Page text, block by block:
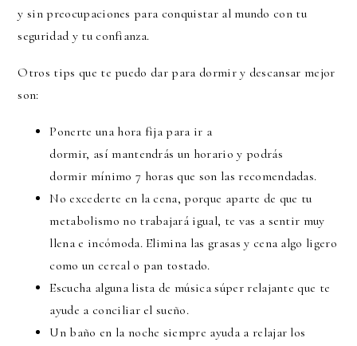
y sin preocupaciones para conquistar al mundo con tu
seguridad y tu confianza.
Otros tips que te puedo dar para dormir y descansar mejor
son:
Ponerte una hora fija para ir a
dormir, así mantendrás un horario y podrás
dormir mínimo 7 horas que son las recomendadas.
No excederte en la cena, porque aparte de que tu
metabolismo no trabajará igual, te vas a sentir muy
llena e incómoda. Elimina las grasas y cena algo ligero
como un cereal o pan tostado.
Escucha alguna lista de música súper relajante que te
ayude a conciliar el sueño.
Un baño en la noche siempre ayuda a relajar los